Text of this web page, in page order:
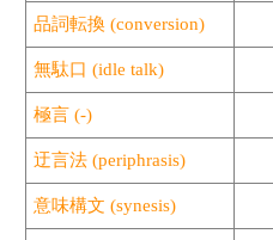
品詞転換 (conversion)
無駄口 (idle talk)
極言 (-)
迂言法 (periphrasis)
意味構文 (synesis)